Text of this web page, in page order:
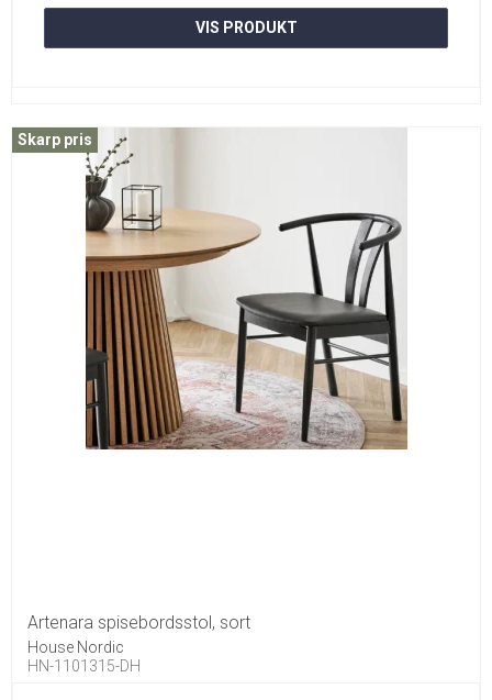
VIS PRODUKT
Skarp pris
Artenara spisebordsstol, sort
House Nordic
HN-1101315-DH